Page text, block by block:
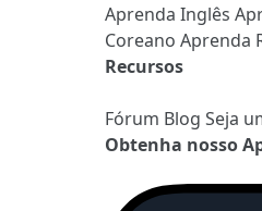
Aprenda Inglês
Coreano Aprenda
Recursos
Fórum Blog Seja
Obtenha nosso